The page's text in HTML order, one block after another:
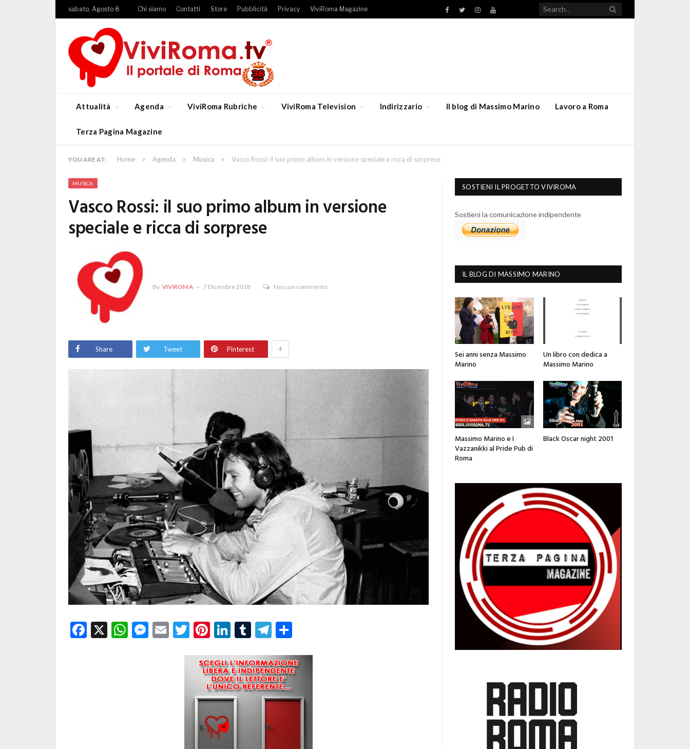
sabato, Agosto 8 Chi siamo Contatti Store Pubblicità Privacy ViviRoma Magazine Facebook
TwitterInstagramYouTube
Attualità Agenda ViviRoma Rubriche ViviRoma Television Indirizzario Il blog di Massimo Marino Lavoro a Roma
Terza Pagina Magazine
YOU ARE AT: Home » Agenda » Musica » Vasco Rossi: il suo primo album in versione speciale e ricca di sorprese
MUSICA
Vasco Rossi: il suo primo album in versione
speciale e ricca di sorprese
By VIVIROMA 7 Dicembre 2018 Nessun commento
Share Tweet Pinterest +
Facebook
X WhatsApp
Messenger
EmailTwitter
Pinterest
LinkedIn
TumblrTelegram
SOSTIENI IL PROGETTO VIVIROMA
Sostieni la comunicazione indipendente
IL BLOG DI MASSIMO MARINO
Sei anni senza Massimo
Marino
Un libro con dedica a
Massimo Marino
Massimo Marino e I
Vazzanikki al Pride Pub di
Roma
Black Oscar night 2001